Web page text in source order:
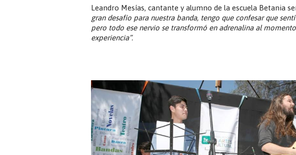
Leandro Mesías, cantante y alumno de la escuela Betania
gran desafío para nuestra banda, tengo que confesar que
pero todo ese nervio se transformó en adrenalina al
experiencia”.